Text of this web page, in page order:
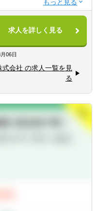
採用会社）本社における連
は高度会計分野での豊富な
ケーション能力
シー】
ション能力と積極性で、
い方
室のミッション
会社制のもと多くの事業
開しています。その中で、
場とのコミュニケーション
プ連結決算・法定開示を担
ちの組織は、会計専門性
、会計ガバナンス（正しい
）を担保し、事業経営のお
いくことがミッションで
ループ施策（M&A・再編
求人を詳しく見る
06日
会社 の求人一覧を見
る